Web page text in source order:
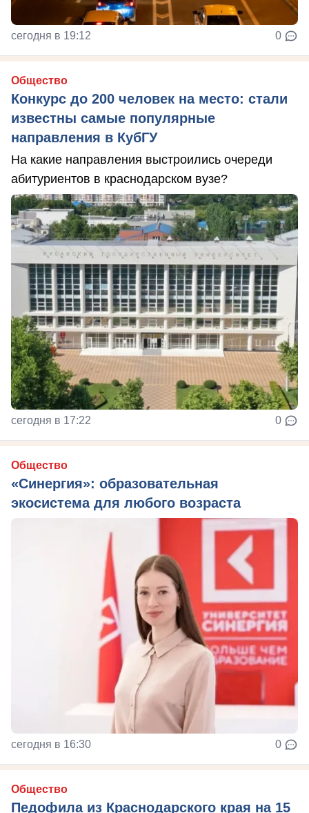
сегодня в 19:12 0
Общество
Конкурс до 200 человек на место: стали
известны самые популярные
направления в КубГУ
На какие направления выстроились очереди
абитуриентов в краснодарском вузе?
сегодня в 17:22 0
Общество
«Синергия»: образовательная
экосистема для любого возраста
сегодня в 16:30 0
Общество
Педофила из Краснодарского края на 15